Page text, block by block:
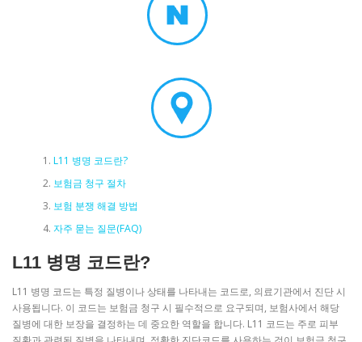
L11 병명 코드란?
보험금 청구 절차
보험 분쟁 해결 방법
자주 묻는 질문(FAQ)
L11 병명 코드란?
L11 병명 코드는 특정 질병이나 상태를 나타내는 코드로, 의료기관에서 진단 시
사용됩니다. 이 코드는 보험금 청구 시 필수적으로 요구되며, 보험사에서 해당
질병에 대한 보장을 결정하는 데 중요한 역할을 합니다. L11 코드는 주로 피부